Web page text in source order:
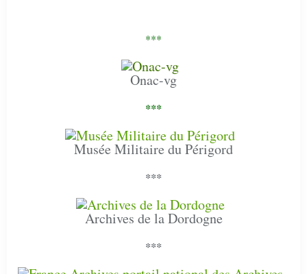
***
Onac-vg
***
Musée Militaire du Périgord
***
Archives de la Dordogne
***